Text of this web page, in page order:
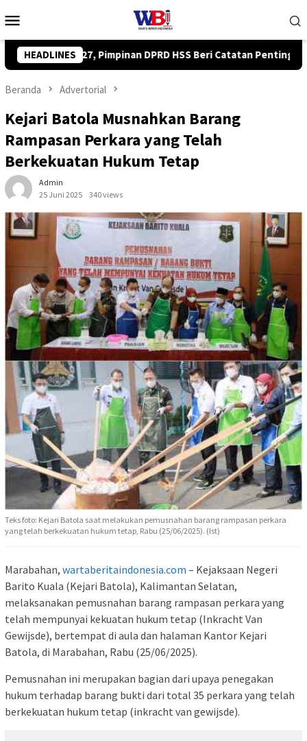
ke
Mobile
HEADLINES
Catatan Penting ke Pemkab Komisi IV DPRD Kalsel
Beranda Advertorial
Kejari Batola Musnahkan Barang
Rampasan Perkara yang Telah
Berkekuatan Hukum Tetap
Admin
25 Juni 2025
340 views
Teks foto: Kejari Batola saat melakukan pemusnahan barang rampasan perkara
yang telah berkekuatan hukum tetap, Rabu (25/06/2025). (Ist)
Marabahan, wartaberitaindonesia.com – Kejaksaan Negeri
Barito Kuala (Kejari Batola), Kalimantan Selatan,
melaksanakan pemusnahan barang rampasan perkara yang
telah mempunyai kekuatan hukum tetap (Inkracht Van
Gewijsde), bertempat di aula dan halaman Kantor Kejari
Batola, di Marabahan, Rabu (25/06/2025).
Pemusnahan ini merupakan bagian dari upaya penegakan
hukum terhadap barang bukti dari total 35 perkara yang telah
berkekuatan hukum tetap (inkracht van gewijsde).